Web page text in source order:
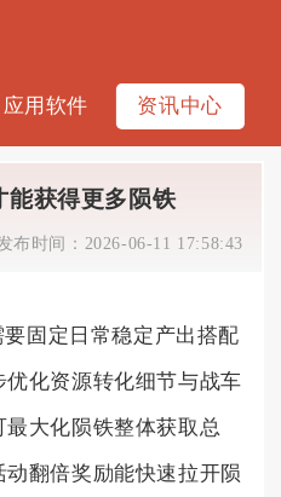
应用软件 资讯中心
能获得更多陨铁
布时间： 2026-06-11 17:58:43
固定日常稳定产出搭配
化资源转化细节与战车
大化陨铁整体获取总
翻倍奖励能快速拉开陨